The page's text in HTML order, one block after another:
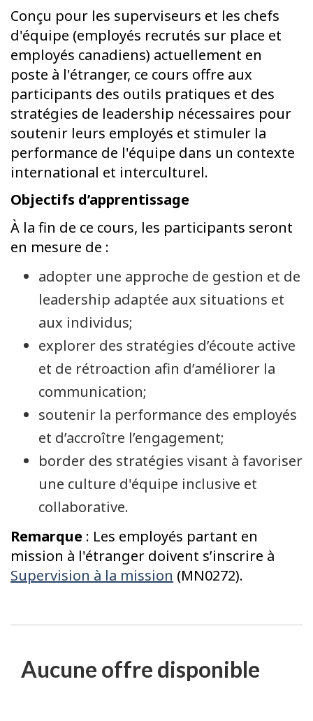
Conçu pour les superviseurs et les chefs
d'équipe (employés recrutés sur place et
employés canadiens) actuellement en
poste à l'étranger, ce cours offre aux
participants des outils pratiques et des
stratégies de leadership nécessaires pour
soutenir leurs employés et stimuler la
performance de l'équipe dans un contexte
international et interculturel.
Objectifs d’apprentissage
À la fin de ce cours, les participants seront
en mesure de :
adopter une approche de gestion et de
leadership adaptée aux situations et
aux individus;
explorer des stratégies d’écoute active
et de rétroaction afin d’améliorer la
communication;
soutenir la performance des employés
et d’accroître l’engagement;
border des stratégies visant à favoriser
une culture d'équipe inclusive et
collaborative.
Remarque : Les employés partant en
mission à l'étranger doivent s’inscrire à
Supervision à la mission (MN0272).
Aucune offre disponible